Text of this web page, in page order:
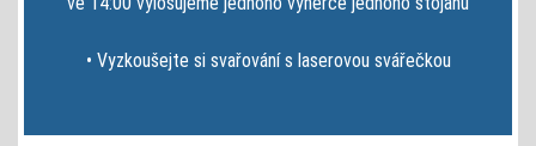
• Vyzkoušejte si svařování s laserovou svářečkou